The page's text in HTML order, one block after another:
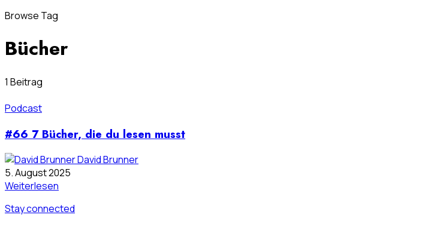
Browse Tag
Bücher
1 Beitrag
Podcast
#66 7 Bücher, die du lesen musst
David Brunner
5. August 2025
Weiterlesen
Stay connected